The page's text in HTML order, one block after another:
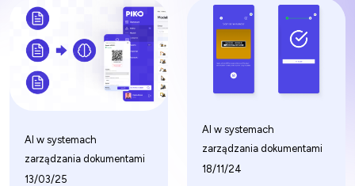
AI w systemach
zarządzania dokumentami
13/03/25
AI w systemach
zarządzania dokumentami
18/11/24